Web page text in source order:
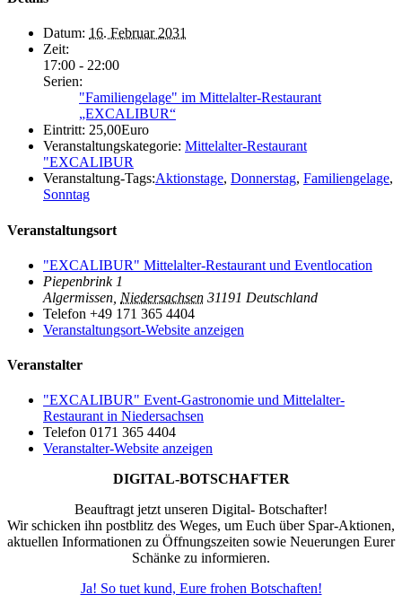
Datum: 16. Februar 2031
Zeit:
17:00 - 22:00
Serien:
"Familiengelage" im Mittelalter-Restaurant
„EXCALIBUR“
Eintritt: 25,00Euro
Veranstaltungskategorie: Mittelalter-Restaurant
"EXCALIBUR
Veranstaltung-Tags:Aktionstage, Donnerstag, Familiengelage,
Sonntag
Veranstaltungsort
"EXCALIBUR" Mittelalter-Restaurant und Eventlocation
Piepenbrink 1
Algermissen Niedersachsen 31191 Deutschland
Telefon +49 171 365 4404
Veranstaltungsort-Website anzeigen
Veranstalter
"EXCALIBUR" Event-Gastronomie und Mittelalter-
Restaurant in Niedersachsen
Telefon 0171 365 4404
Veranstalter-Website anzeigen
DIGITAL-BOTSCHAFTER
Beauftragt jetzt unseren Digital- Botschafter!
Wir schicken ihn postblitz des Weges, um Euch über Spar-Aktionen,
aktuellen Informationen zu Öffnungszeiten sowie Neuerungen Eurer
Schänke zu informieren.
Ja! So tuet kund, Eure frohen Botschaften!